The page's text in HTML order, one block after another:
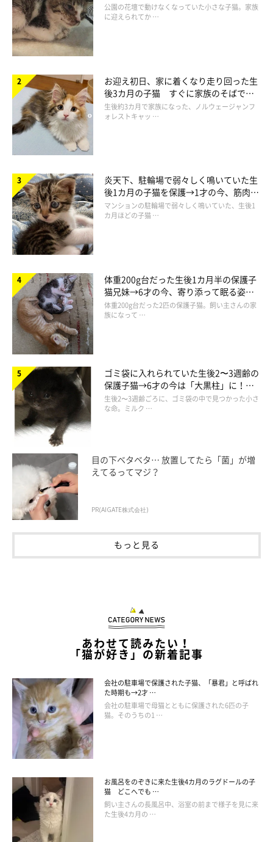
ねこのきもち投稿写真ギャラリー
オス猫は性ホルモンの影響で顔の骨格が発達し、メスよりも顔が
大きくなる傾向にあります。顔の骨が張り出してて、頬骨の位置
が高いのも、顔が大きく見える一因になっています。
ちなみに、メス猫をめぐるオス同士の争いのとき、顔が大きいほ
うが相手を威圧して優位なことも
め、メスは顔が大きいオスを選ぶ傾向があるのだとか！
ミックスの場合は鼻の幅が広い
ここでもうひとつ豆知識。おもにオス猫のミックスの場合です
が、鼻の幅が広くて目が離れている印象があるようです。顔が横
広なために、そう見えるのだそうです。
見た目でわかるメス猫の特徴は？
と“姉妹”のような関係に
公園の花壇で動けなくなっていた小さな子猫。家族
に迎えられてか …
お迎え初日、家に着くなり走り回った生
後3カ月の子猫 すぐに家族のそばで落
ち着く姿に「迎えてよかった」
生後約3カ月で家族になった、ノルウェージャンフ
ォレストキャッ …
炎天下、駐輪場で弱々しく鳴いていた生
後1カ月の子猫を保護→1才の今、筋肉質
でツンデレなコに成長
マンションの駐輪場で弱々しく鳴いていた、生後1
カ月ほどの子猫 …
体重200g台だった生後1カ月半の保護子
猫兄妹→6才の今、寄り添って眠る姿に
ほっこり！
体重200g台だった2匹の保護子猫。飼い主さんの家
族になって …
ゴミ袋に入れられていた生後2〜3週齢の
保護子猫→6才の今は「大黒柱」に！
美しい黒猫に成長した姿にグッとくる
生後2〜3週齢ごろに、ゴミ袋の中で見つかった小さ
な命。ミルク …
目の下ベタベタ… 放置してたら「菌」が増
えてるってマジ？
PR(AIGATE株式会社)
もっと見る
あわせて読みたい！
「猫が好き」の新着記事
会社の駐車場で保護された子猫、「暴君」と呼ばれ
た時期も→2才 …
会社の駐車場で母猫とともに保護された6匹の子
猫。そのうちの1 …
お風呂をのぞきに来た生後4カ月のラグドールの子
猫 どこへでも …
飼い主さんの長風呂中、浴室の前まで様子を見に来
た生後4カ月の …